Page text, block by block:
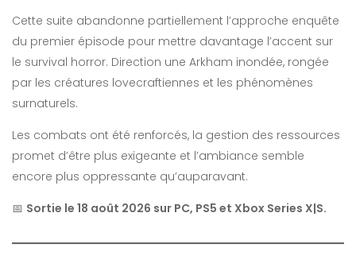
Cette suite abandonne partiellement l’approche enquête
du premier épisode pour mettre davantage l’accent sur
le survival horror. Direction une Arkham inondée, rongée
par les créatures lovecraftiennes et les phénomènes
surnaturels.
Les combats ont été renforcés, la gestion des ressources
promet d’être plus exigeante et l’ambiance semble
encore plus oppressante qu’auparavant.
📅 Sortie le 18 août 2026 sur PC, PS5 et Xbox Series X|S.